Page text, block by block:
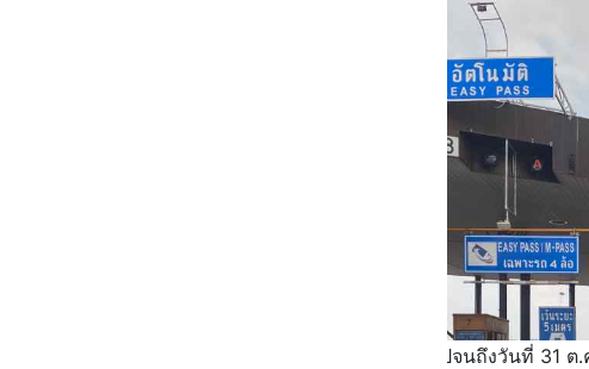
• ขยายระยะเวลาสิ้นสุดสัมปทาน ไปจนถึงวันที่ 31